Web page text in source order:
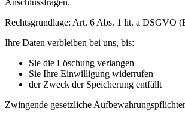
Rechtsgrundlage: Art. 6 Abs. 1 lit. a DSGVO
Ihre Daten verbleiben bei uns, bis:
Sie die Löschung verlangen
Sie Ihre Einwilligung widerrufen
der Zweck der Speicherung entfällt
Zwingende gesetzliche